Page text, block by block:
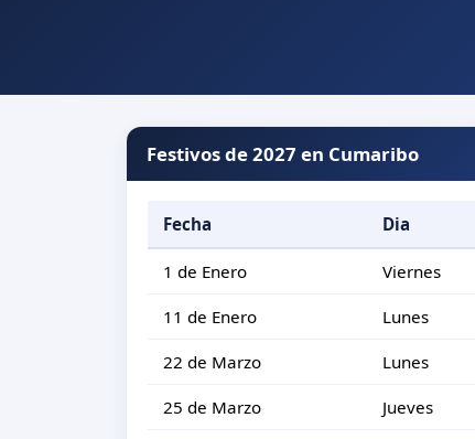
Festivos de 2027 en Cumaribo
Fecha Dia
1 de Enero Viernes
11 de Enero Lunes
22 de Marzo Lunes
25 de Marzo Jueves